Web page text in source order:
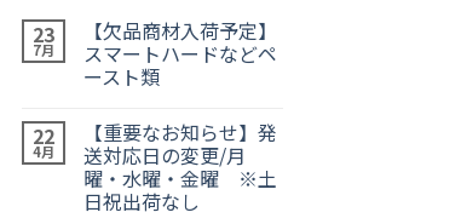
23
7月
【欠品商材入荷予定】
スマートハードなどペ
ースト類
22
4月
【重要なお知らせ】発
送対応日の変更/月
曜・水曜・金曜 ※土
日祝出荷なし